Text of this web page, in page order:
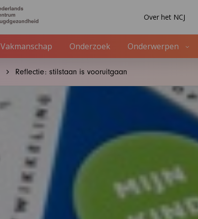
Over het NCJ
Vakmanschap Onderzoek Onderwerpen
Reflectie: stilstaan is vooruitgaan